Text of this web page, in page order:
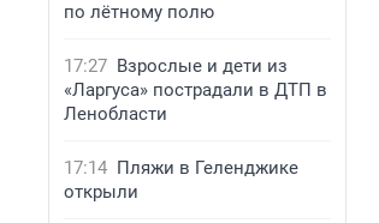
по лётному полю
17:27 Взрослые и дети из
«Ларгуса» пострадали в ДТП в
Ленобласти
17:14 Пляжи в Геленджике
открыли